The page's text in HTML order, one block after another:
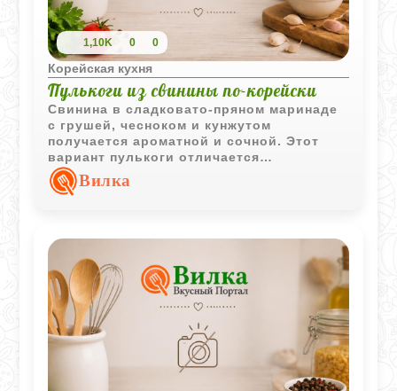
1,10K 0 0
Корейская кухня
Пулькоги из свинины по-корейски
Свинина в сладковато-пряном маринаде
с грушей, чесноком и кунжутом
получается ароматной и сочной. Этот
вариант пулькоги отличается
насыщенным вкусом и отлично подходит
для приготовления на мангале или
Вилка